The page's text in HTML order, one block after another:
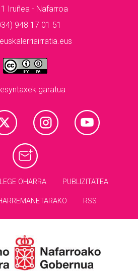
Iruñea - Nafarroa
948 17 01 51
garatua
LEGE OHARRA PUBLIZITATEA
RSS